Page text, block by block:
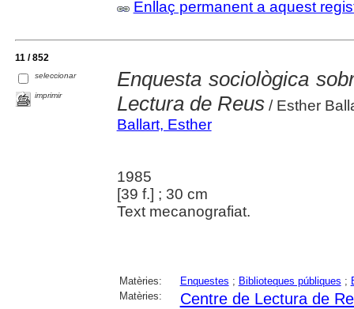
Enllaç permanent a aquest
11 / 852
seleccionar
imprimir
Enquesta sociològica
Lectura de Reus/ Esther
Ballart, Esther
1985
[39 f.] ; 30 cm
Text mecanografiat.
Matèries: Enquestes ; Biblioteques públiques ;
Matèries:
Centre de Lectura de